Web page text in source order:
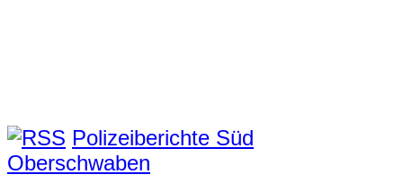
Polizeiberichte Süd
Oberschwaben